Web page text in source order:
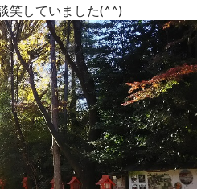
笑していました(^^)